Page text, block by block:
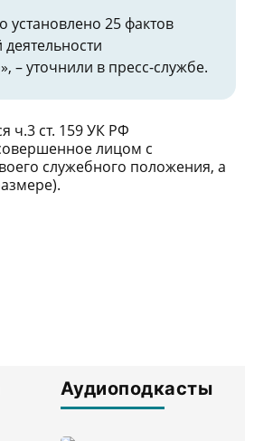
установлено 25 фактов
– уточнили в пресс-службе.
ч.3 ст. 159 УК РФ
лицом с
служебного положения, а
Аудиоподкасты